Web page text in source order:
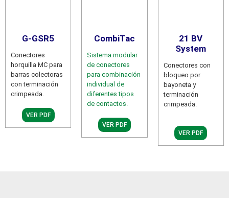
G-GSR5
Conectores
horquilla MC para
barras colectoras
con terminación
crimpeada.
VER PDF
CombiTac
Sistema modular
de conectores
para combinación
individual de
diferentes tipos
de contactos.
VER PDF
21 BV
System
Conectores con
bloqueo por
bayoneta y
terminación
crimpeada.
VER PDF